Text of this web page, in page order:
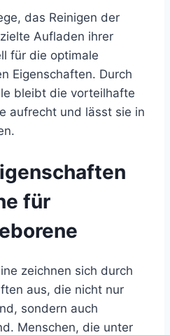
das Reinigen der
Aufladen ihrer
für die optimale
Eigenschaften. Durch
bleibt die vorteilhafte
aufrecht und lässt sie in
für
zeichnen sich durch
aus, die nicht nur
sondern auch
Menschen, die unter